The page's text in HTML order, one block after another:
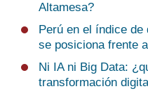
Altamesa?
Perú en el índice
se posiciona frente
Ni IA ni Big Data:
transformación